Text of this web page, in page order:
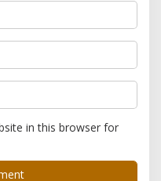
in this browser for